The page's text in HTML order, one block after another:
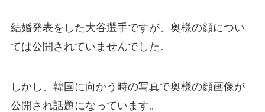
結婚発表をした大谷選手ですが、奥様の顔につい
ては公開されていませんでした。
しかし、韓国に向かう時の写真で奥様の顔画像が
公開され話題になっています。